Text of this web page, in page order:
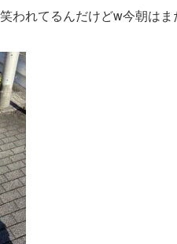
われてるんだけどw今朝は